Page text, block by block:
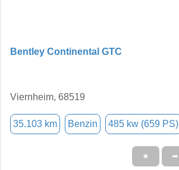
Bentley Continental GTC
Viernheim, 68519
35.103 km Benzin 485 kw (659 PS)
★ ➦